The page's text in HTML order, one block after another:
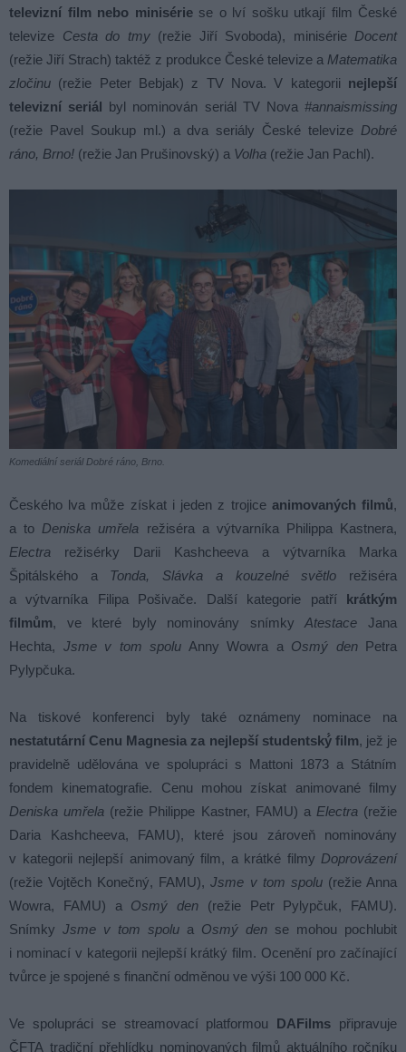
televizní film nebo minisériese o lví sošku utkají film České
televize Cesta do tmy(režie Jiří Svoboda), minisérie Docent
(režie Jiří Strach) taktéž z produkce České televize a Matematika
zločinu (režie Peter Bebjak) z TV Nova. V kategorii nejlepší
televizní seriál
byl nominován seriál TV Nova#annaismissing
(režie Pavel Soukup ml.) a dva seriály České televize Dobré
ráno, Brno! (režie Jan Prušinovský) a Volha (režie Jan Pachl).
Komediální seriál Dobré ráno, Brno.
Českého lva může získat i jeden z trojice animovaných filmů,
a to Deniska umřela režiséra a výtvarníka Philippa Kastnera,
Electra režisérky Darii Kashcheeva a výtvarníka Marka
Špitálského a Tonda, Slávka a kouzelné světlo režiséra
a výtvarníka Filipa Pošivače. Další kategorie patří krátkým
filmům, ve které byly nominovány snímkyAtestace Jana
Hechta, Jsme v tom spolu Anny Wowra a Osmý denPetra
Pylypčuka.
Na tiskové konferenci byly také oznámeny nominace na
nestatutární Cenu Magnesia za nejlepší studentský́ film, jež je
pravidelně udělována ve spolupráci s Mattoni 1873 a Státním
fondem kinematografie. Cenu mohou získat animované filmy
Deniska umřela (režie Philippe Kastner, FAMU) a Electra(režie
Daria Kashcheeva, FAMU), které jsou zároveň nominovány
v kategorii nejlepší animovaný film, a krátké filmy Doprovázení
(režie Vojtěch Konečný, FAMU),Jsme v tom spolu(režie Anna
Wowra, FAMU) a Osmý den (režie Petr Pylypčuk, FAMU).
Snímky Jsme v tom spolu a Osmý den se mohou pochlubit
i nominací v kategorii nejlepší krátký film. Ocenění pro začínající
tvůrce je spojené s finanční odměnou ve výši 100 000 Kč.
Ve spolupráci se streamovací platformou DAFilms připravuje
ČFTA tradiční přehlídku nominovaných filmů aktuálního ročníku